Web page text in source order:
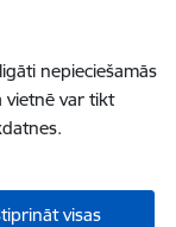
nepieciešamās
vietnē var tikt
visas